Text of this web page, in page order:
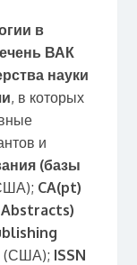
в
ВАК
науки
, в которых
и
(базы
CA(pt)
Abstracts)
(США); ISSN